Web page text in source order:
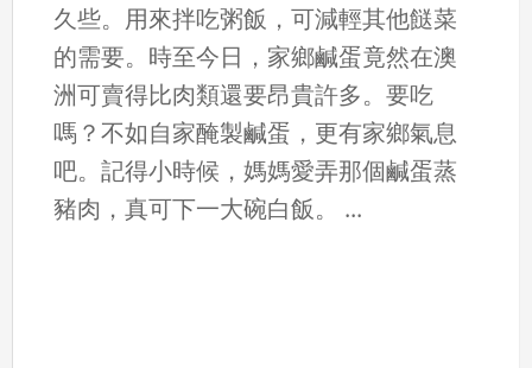
久些。用來拌吃粥飯，可減輕其他餸菜
的需要。時至今日，家鄉鹹蛋竟然在澳
洲可賣得比肉類還要昂貴許多。要吃
嗎？不如自家醃製鹹蛋，更有家鄉氣息
吧。記得小時候，媽媽愛弄那個鹹蛋蒸
豬肉，真可下一大碗白飯。 ...